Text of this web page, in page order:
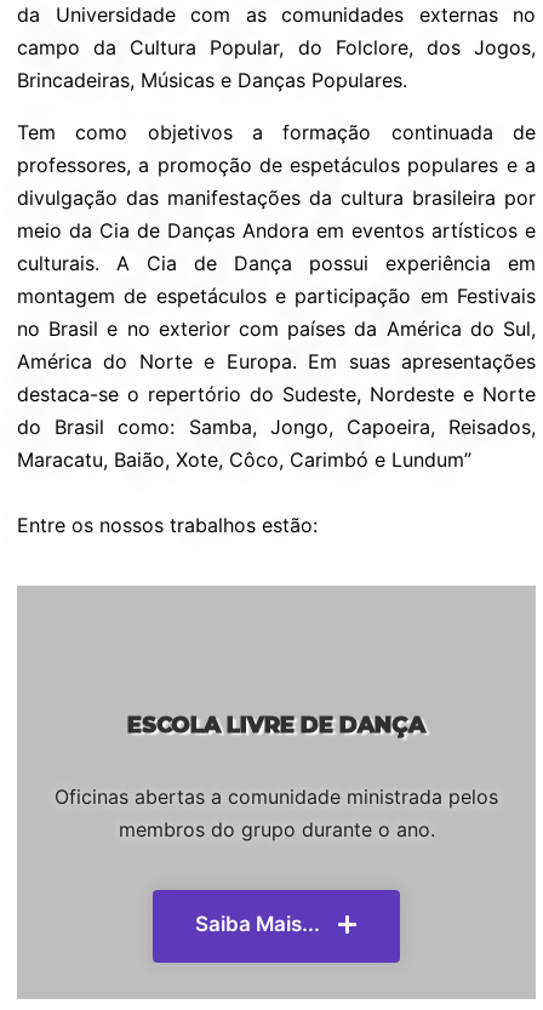
da Universidade com as comunidades externas no
campo da Cultura Popular, do Folclore, dos Jogos,
Brincadeiras, Músicas e Danças Populares.
Tem como objetivos a formação continuada de
professores, a promoção de espetáculos populares e a
divulgação das manifestações da cultura brasileira por
meio da Cia de Danças Andora em eventos artísticos e
culturais. A Cia de Dança possui experiência em
montagem de espetáculos e participação em Festivais
no Brasil e no exterior com países da América do Sul,
América do Norte e Europa. Em suas apresentações
destaca-se o repertório do Sudeste, Nordeste e Norte
do Brasil como: Samba, Jongo, Capoeira, Reisados,
Maracatu, Baião, Xote, Côco, Carimbó e Lundum”
Entre os nossos trabalhos estão:
ESCOLA LIVRE DE DANÇA
Oficinas abertas a comunidade ministrada pelos
membros do grupo durante o ano.
Saiba Mais...